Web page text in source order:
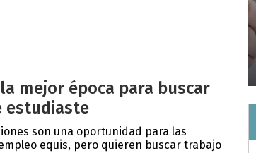
mejor época para buscar
estudiaste
son una oportunidad para las
equis, pero quieren buscar trabajo